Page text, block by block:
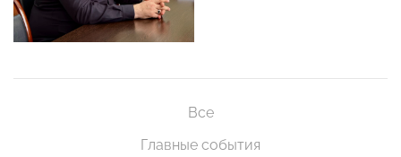
Все
Главные события